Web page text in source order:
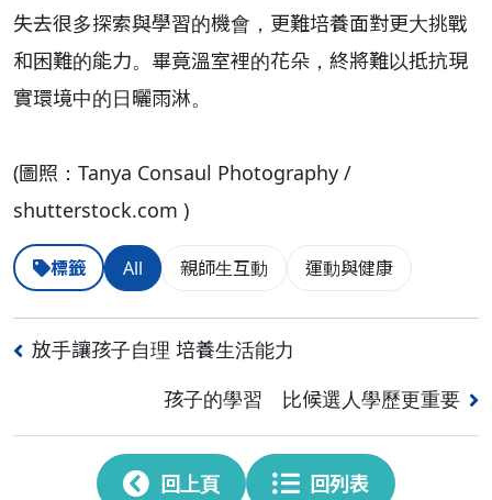
失去很多探索與學習的機會，更難培養面對更大挑戰
和困難的能力。畢竟溫室裡的花朵，終將難以抵抗現
實環境中的日曬雨淋。
(圖照：Tanya Consaul Photography /
shutterstock.com )
標籤 All 親師生互動 運動與健康
放手讓孩子自理 培養生活能力
孩子的學習 比候選人學歷更重要
回上頁 回列表